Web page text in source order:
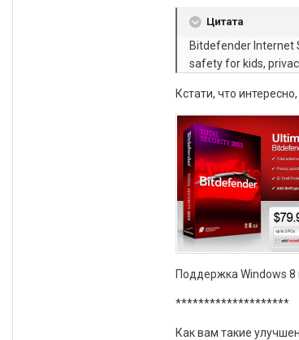
Цитата
Bitdefender Internet
safety for kids,
Кстати, что
Поддержка Windows 8
********************
Как вам такие